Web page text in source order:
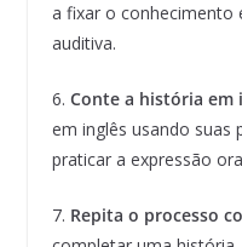
a fixar o conhecimento
auditiva.
6. Conte a história em
em inglês usando suas
praticar a expressão
7. Repita o processo